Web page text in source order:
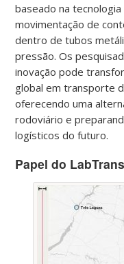
baseado na tecnologia
movimentação de
dentro de tubos
pressão. Os
inovação pode
global em transporte
oferecendo uma
rodoviário e
logísticos do futuro.
Papel do LabTrans